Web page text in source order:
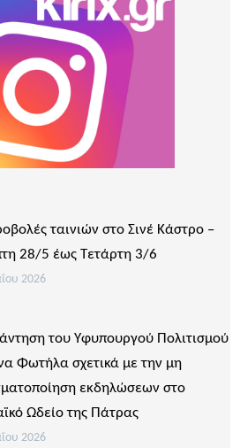
ταινιών στο Σινέ Κάστρο –
28/5 έως Τετάρτη 3/6
2026
του Υφυπουργού Πολιτισμού
Φωτήλα σχετικά με την μη
εκδηλώσεων στο
Ωδείο της Πάτρας
2026